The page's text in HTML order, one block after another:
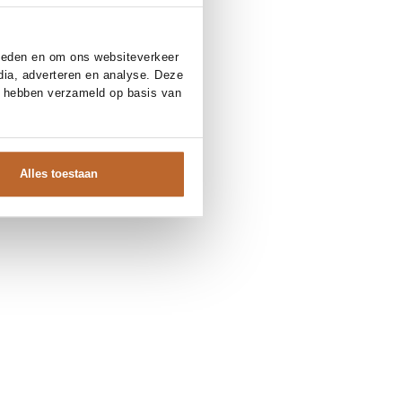
en om ons websiteverkeer
adverteren en analyse. Deze
verzameld op basis van
Alles toestaan